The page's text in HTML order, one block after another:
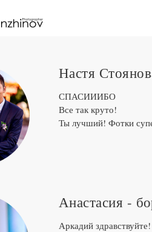
Настя
СПАСИИИБО
Все так круто!
Ты лучший! Фотки
Анастасия -
Аркадий